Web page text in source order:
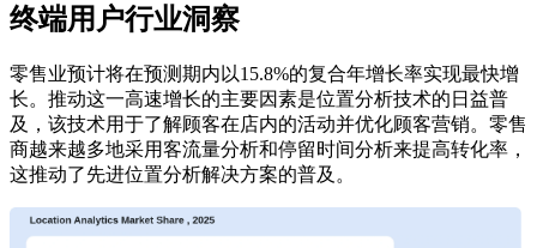
终端用户行业洞察
零售业预计将在预测期内以15.8%的复合年增长率实现最快增
长。推动这一高速增长的主要因素是位置分析技术的日益普
及，该技术用于了解顾客在店内的活动并优化顾客营销。零售
商越来越多地采用客流量分析和停留时间分析来提高转化率，
这推动了先进位置分析解决方案的普及。